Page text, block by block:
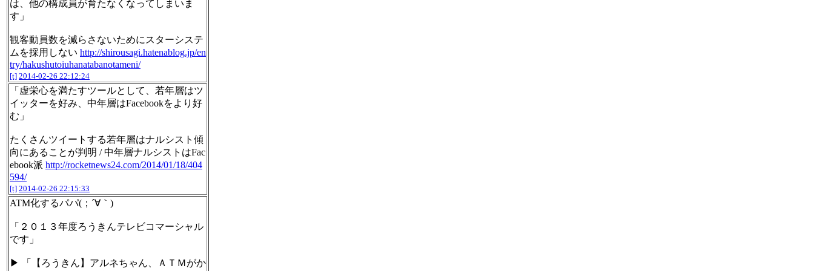
は、他の構成員が育たなくなってしまいま
す」
観客動員数を減らさないためにスターシステ
ムを採用しない http://shirousagi.hatenablog.jp/en
try/hakushutoiuhanatabanotameni/
[t] 2014-02-26 22:12:24
「虚栄心を満たすツールとして、若年層はツ
イッターを好み、中年層はFacebookをより好
む」
たくさんツイートする若年層はナルシスト傾
向にあることが判明 / 中年層ナルシストはFac
ebook派 http://rocketnews24.com/2014/01/18/404
594/
[t] 2014-02-26 22:15:33
ATM化するパパ(；´∀｀)
「２０１３年度ろうきんテレビコマーシャル
です」
▶ 「【ろうきん】アルネちゃん、ＡＴＭがか